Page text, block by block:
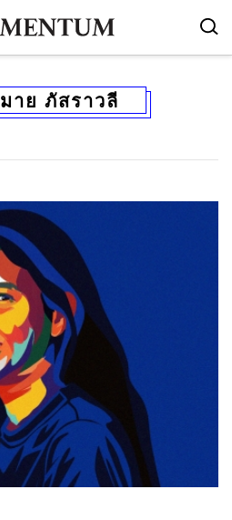
มาย ภัสราวลี